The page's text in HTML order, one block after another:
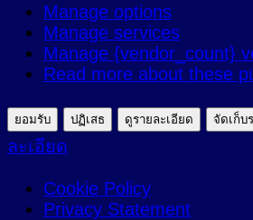
ตลาด
Manage options
Manage services
Manage {vendor_count}
Read more about these
ยอมรับ ปฏิเสธ ดูรายละเอียด จัดเก็บ
ละเอียด
Cookie Policy
Privacy Statement